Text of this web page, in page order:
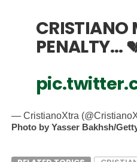
CRISTIANO
PENALTY…
— CristianoXtra
Photo by Yasser Bakhsh/